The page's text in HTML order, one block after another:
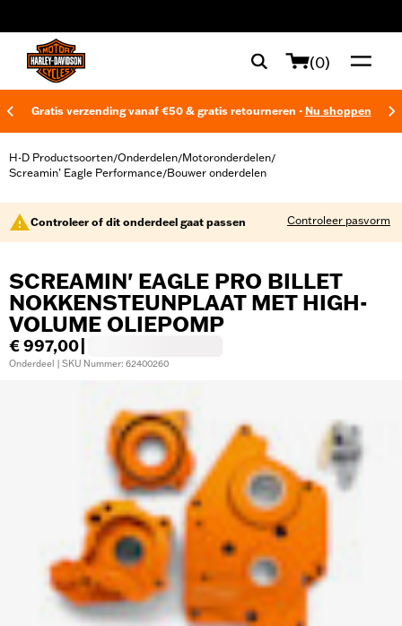
(0)
Gratis verzending vanaf €50 & gratis retourneren - Nu shoppen
H-D Productsoorten/Onderdelen/Motoronderdelen/
Screamin’ Eagle Performance/Bouwer onderdelen
Controleer of dit onderdeel gaat passen Controleer pasvorm
SCREAMIN' EAGLE PRO BILLET
NOKKENSTEUNPLAAT MET HIGH-
VOLUME OLIEPOMP
€ 997,00
Onderdeel | SKU Nummer: 62400260